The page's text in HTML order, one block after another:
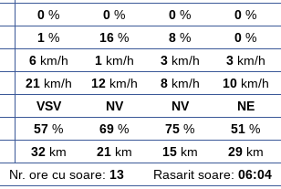
0 % 0 % 0 % 0 %
1 % 16 % 8 % 0 %
6km/h 1km/h 3km/h 3km/h
21km/h 12km/h 8km/h 10km/h
VSV NV NV NE
57 % 69 % 75 % 51 %
32km 21km 15km 29km
Nr. ore cu soare: 13Rasarit soare: 06:04